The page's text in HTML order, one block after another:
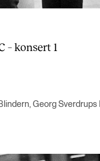
– konsert 1
Georg Sverdrups